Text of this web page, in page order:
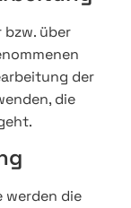
über
der
die
werden die